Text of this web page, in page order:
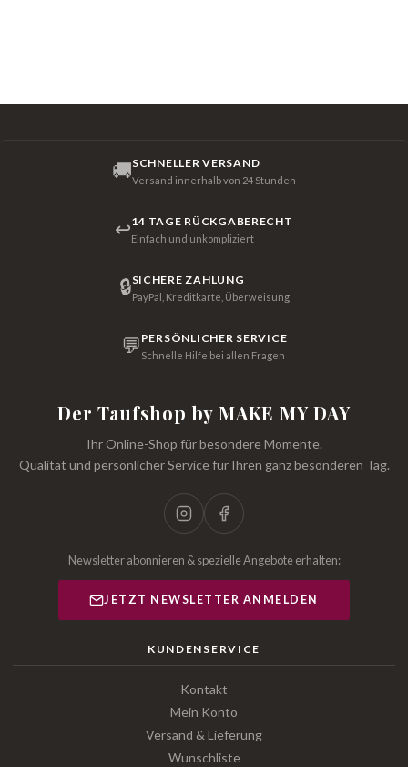
🚚SCHNELLER VERSAND
Versand innerhalb von 24 Stunden
↩14 TAGE RÜCKGABERECHT
Einfach und unkompliziert
🔒SICHERE ZAHLUNG
PayPal, Kreditkarte, Überweisung
💬 PERSÖNLICHER SERVICE
Schnelle Hilfe bei allen Fragen
Der Taufshop by MAKE MY DAY
Ihr Online-Shop für besondere Momente.
Qualität und persönlicher Service für Ihren ganz besonderen Tag.
Newsletter abonnieren & spezielle Angebote erhalten:
JETZT NEWSLETTER ANMELDEN
KUNDENSERVICE
Kontakt
Mein Konto
Versand & Lieferung
Wunschliste